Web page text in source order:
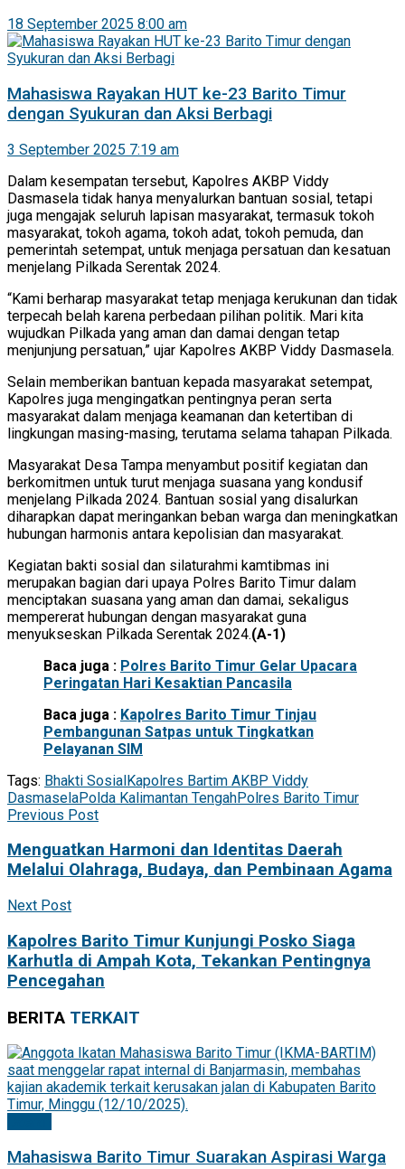
18 September 2025 8:00 am
Mahasiswa Rayakan HUT ke-23 Barito Timur
dengan Syukuran dan Aksi Berbagi
3 September 2025 7:19 am
Dalam kesempatan tersebut, Kapolres AKBP Viddy
Dasmasela tidak hanya menyalurkan bantuan sosial, tetapi
juga mengajak seluruh lapisan masyarakat, termasuk tokoh
masyarakat, tokoh agama, tokoh adat, tokoh pemuda, dan
pemerintah setempat, untuk menjaga persatuan dan kesatuan
menjelang Pilkada Serentak 2024.
“Kami berharap masyarakat tetap menjaga kerukunan dan tidak
terpecah belah karena perbedaan pilihan politik. Mari kita
wujudkan Pilkada yang aman dan damai dengan tetap
menjunjung persatuan,” ujar Kapolres AKBP Viddy Dasmasela.
Selain memberikan bantuan kepada masyarakat setempat,
Kapolres juga mengingatkan pentingnya peran serta
masyarakat dalam menjaga keamanan dan ketertiban di
lingkungan masing-masing, terutama selama tahapan Pilkada.
Masyarakat Desa Tampa menyambut positif kegiatan dan
berkomitmen untuk turut menjaga suasana yang kondusif
menjelang Pilkada 2024. Bantuan sosial yang disalurkan
diharapkan dapat meringankan beban warga dan meningkatkan
hubungan harmonis antara kepolisian dan masyarakat.
Kegiatan bakti sosial dan silaturahmi kamtibmas ini
merupakan bagian dari upaya Polres Barito Timur dalam
menciptakan suasana yang aman dan damai, sekaligus
mempererat hubungan dengan masyarakat guna
menyukseskan Pilkada Serentak 2024.(A-1)
Baca juga : Polres Barito Timur Gelar Upacara
Peringatan Hari Kesaktian Pancasila
Baca juga : Kapolres Barito Timur Tinjau
Pembangunan Satpas untuk Tingkatkan
Pelayanan SIM
Tags: Bhakti SosialKapolres Bartim AKBP Viddy
DasmaselaPolda Kalimantan TengahPolres Barito Timur
Previous Post
Menguatkan Harmoni dan Identitas Daerah
Melalui Olahraga, Budaya, dan Pembinaan Agama
Next Post
Kapolres Barito Timur Kunjungi Posko Siaga
Karhutla di Ampah Kota, Tekankan Pentingnya
Pencegahan
BERITA TERKAIT
Mahasiswa Barito Timur Suarakan Aspirasi Warga